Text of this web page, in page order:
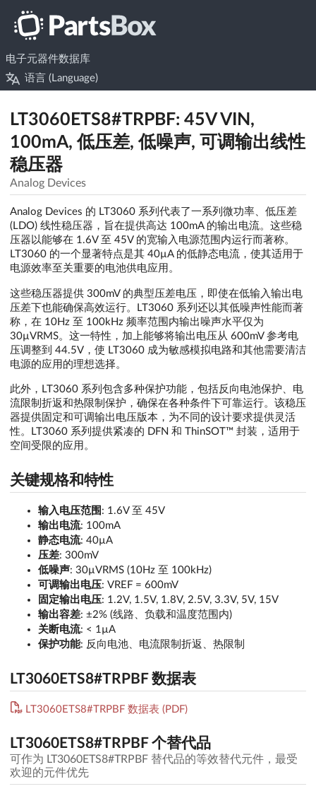
电子元器件数据库
语言 (Language)
LT3060ETS8#TRPBF: 45V VIN,
100mA, 低压差, 低噪声, 可调输出线性
稳压器
Analog Devices
Analog Devices 的 LT3060 系列代表了一系列微功率、低压差
(LDO) 线性稳压器，旨在提供高达 100mA 的输出电流。这些稳
压器以能够在 1.6V 至 45V 的宽输入电源范围内运行而著称。
LT3060 的一个显著特点是其 40µA 的低静态电流，使其适用于
电源效率至关重要的电池供电应用。
这些稳压器提供 300mV 的典型压差电压，即使在低输入输出电
压差下也能确保高效运行。LT3060 系列还以其低噪声性能而著
称，在 10Hz 至 100kHz 频率范围内输出噪声水平仅为
30µVRMS。这一特性，加上能够将输出电压从 600mV 参考电
压调整到 44.5V，使 LT3060 成为敏感模拟电路和其他需要清洁
电源的应用的理想选择。
此外，LT3060 系列包含多种保护功能，包括反向电池保护、电
流限制折返和热限制保护，确保在各种条件下可靠运行。该稳压
器提供固定和可调输出电压版本，为不同的设计要求提供灵活
性。LT3060 系列提供紧凑的 DFN 和 ThinSOT™ 封装，适用于
空间受限的应用。
关键规格和特性
输入电压范围 : 1.6V 至 45V
输出电流: 100mA
静态电流: 40µA
压差: 300mV
低噪声: 30µVRMS (10Hz 至 100kHz)
可调输出电压: VREF = 600mV
固定输出电压: 1.2V, 1.5V, 1.8V, 2.5V, 3.3V, 5V, 15V
输出容差: ±2% (线路、负载和温度范围内)
关断电流: < 1µA
保护功能: 反向电池、电流限制折返、热限制
LT3060ETS8#TRPBF 数据表
LT3060ETS8#TRPBF 数据表 (PDF)
LT3060ETS8#TRPBF 个替代品
可作为 LT3060ETS8#TRPBF 替代品的等效替代元件，最受
欢迎的元件优先